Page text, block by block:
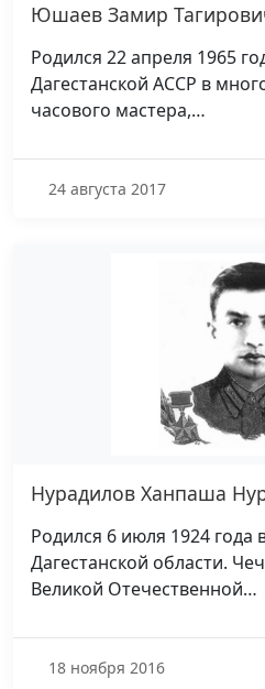
Юшаев Замир
Родился 22 апреля 1965
Дагестанской АССР в
часового мастера,…
24 августа 2017
Нурадилов Ханпаша
Родился 6 июля 1924 года
Дагестанской области.
Великой Отечественной…
18 ноября 2016